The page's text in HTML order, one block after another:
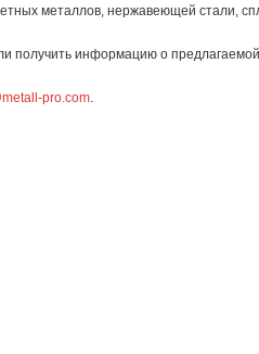
металлов, нержавеющей стали,
получить информацию о
pro.com.